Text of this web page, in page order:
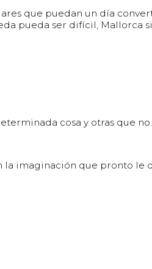
que puedan un día
pueda ser difícil, Mallorca
cosa y otras que no.
imaginación que pronto le